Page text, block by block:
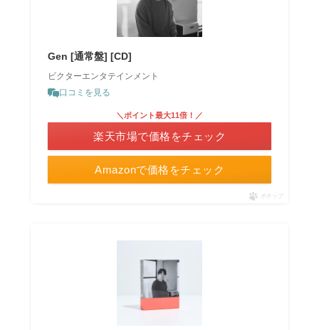
Gen [通常盤] [CD]
ビクターエンタテインメント
口コミを見る
Amazonで価格をチェック
＼ポイント最大11倍！／
楽天市場で価格をチェック
ポチップ